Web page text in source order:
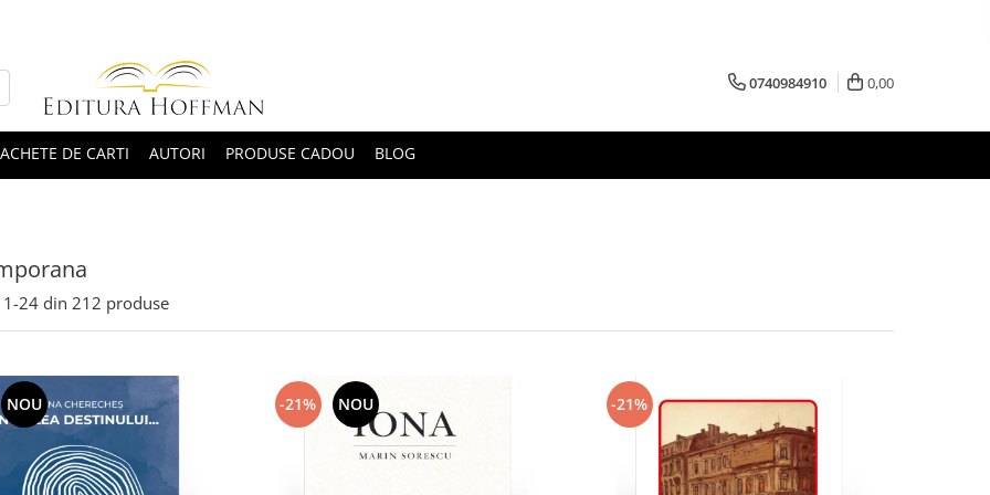
0740984910 0,00
DE CARTI AUTORI PRODUSE CADOU BLOG
1-24 din 212 produse
NOU -21% NOU -21%